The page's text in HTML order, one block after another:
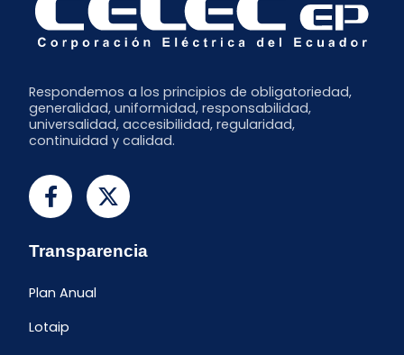
Respondemos a los principios de obligatoriedad,
generalidad, uniformidad, responsabilidad,
universalidad, accesibilidad, regularidad,
continuidad y calidad.
Transparencia
Plan Anual
Lotaip